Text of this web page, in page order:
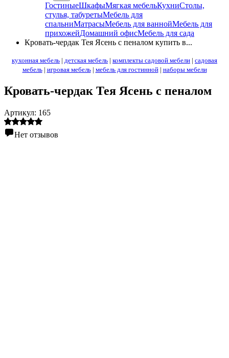
ГостиныеШкафыМягкая мебельКухниСтолы,
стулья, табуретыМебель для
спальниМатрасыМебель для ваннойМебель для
прихожейДомашний офисМебель для сада
Кровать-чердак Тея Ясень с пеналом купить в...
кухонная мебель | детская мебель | комплекты садовой мебели | садовая
мебель| игровая мебель| мебель для гостинной| наборы мебели
Кровать-чердак Тея Ясень с пеналом
Артикул: 165
Нет отзывов